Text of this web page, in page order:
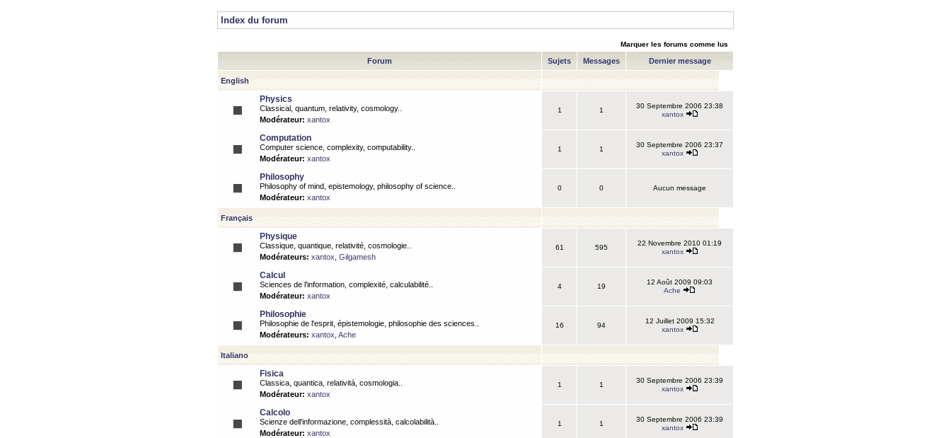
Index du forum
Marquer les forums comme lus
Forum Sujets Messages Dernier message
English
Physics
Classical, quantum, relativity, cosmology..
Modérateur: xantox
1 1
30 Septembre 2006 23:38
xantox
Computation
Computer science, complexity, computability..
Modérateur: xantox
1 1
30 Septembre 2006 23:37
xantox
Philosophy
Philosophy of mind, epistemology, philosophy of science..
Modérateur: xantox
0 0 Aucun message
Français
Physique
Classique, quantique, relativité, cosmologie..
Modérateurs: xantox Gilgamesh
61 595
22 Novembre 2010 01:19
xantox
Calcul
Sciences de l'information, complexité, calculabilité..
Modérateur: xantox
4 19
12 Août 2009 09:03
Ache
Philosophie
Philosophie de l'esprit, épistemologie, philosophie des sciences..
Modérateurs: xantox Ache
16 94
12 Juillet 2009 15:32
xantox
Italiano
Fisica
Classica, quantica, relatività, cosmologia..
Modérateur: xantox
1 1
30 Septembre 2006 23:39
xantox
Calcolo
Scienze dell'informazione, complessità, calcolabilità..
Modérateur: xantox
1 1
30 Septembre 2006 23:39
xantox